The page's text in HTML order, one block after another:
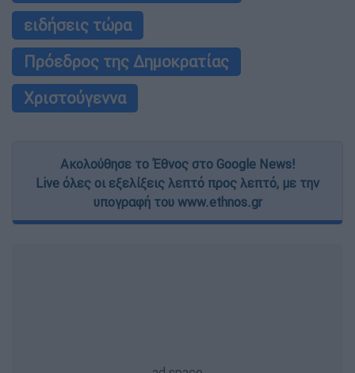
ειδήσεις τώρα
Πρόεδρος της Δημοκρατίας
Χριστούγεννα
Ακολούθησε το Έθνος στο Google News!
Live όλες οι εξελίξεις λεπτό προς λεπτό, με την
υπογραφή του www.ethnos.gr